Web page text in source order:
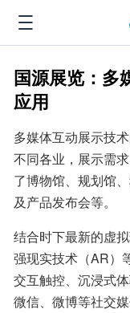
国源展览：多
应用
多媒体互动展示技
不同各业，展示需
了博物馆、规划馆
及产品发布会等。
结合时下最新的虚
强现实技术（AR）
交互触控、沉浸式
微信、微博等社交